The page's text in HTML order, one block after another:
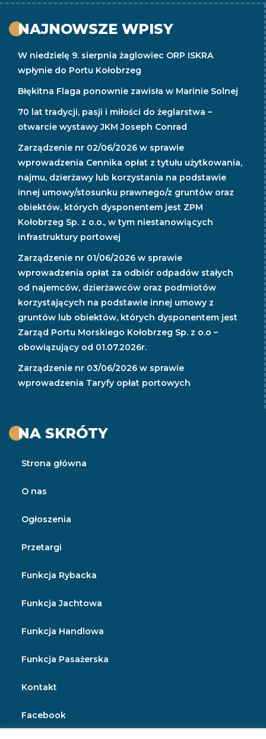
NAJNOWSZE WPISY
W niedzielę 9. sierpnia żaglowiec ORP ISKRA
wpłynie do Portu Kołobrzeg
Błękitna Flaga ponownie zawisła w Marinie Solnej
70 lat tradycji, pasji i miłości do żeglarstwa –
otwarcie wystawy JKM Joseph Conrad
Zarządzenie nr 02/06/2026 w sprawie
wprowadzenia Cennika opłat z tytułu użytkowania,
najmu, dzierżawy lub korzystania na podstawie
innej umowy/stosunku prawnego/z gruntów oraz
obiektów, których dysponentem jest ZPM
Kołobrzeg Sp. z o.o., w tym niestanowiących
infrastruktury portowej
Zarządzenie nr 01/06/2026 w sprawie
wprowadzenia opłat za odbiór odpadów stałych
od najemców, dzierżawców oraz podmiotów
korzystających na podstawie innej umowy z
gruntów lub obiektów, których dysponentem jest
Zarząd Portu Morskiego Kołobrzeg Sp. z o.o –
obowiązujący od 01.07.2026r.
Zarządzenie nr 03/06/2026 w sprawie
wprowadzenia Taryfy opłat portowych
NA SKRÓTY
Strona główna
O nas
Ogłoszenia
Przetargi
Funkcja Rybacka
Funkcja Jachtowa
Funkcja Handlowa
Funkcja Pasażerska
Kontakt
Facebook